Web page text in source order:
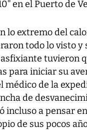
en el Puerto de
lo extremo del
todo lo visto
tuvieron
para iniciar su
médico de la
de
incluso a pensar
de sus pocos